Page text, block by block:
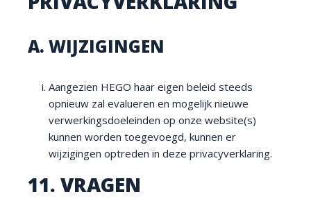
A. WIJZIGINGEN
Aangezien HEGO haar eigen beleid steeds
opnieuw zal evalueren en mogelijk nieuwe
verwerkingsdoeleinden op onze website(s)
kunnen worden toegevoegd, kunnen er
wijzigingen optreden in deze privacyverklaring.
11. VRAGEN